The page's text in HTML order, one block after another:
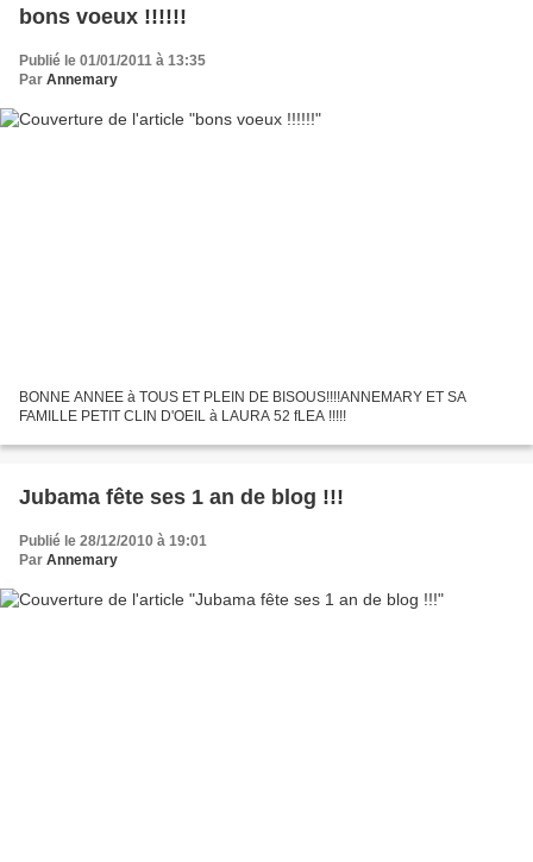
bons voeux !!!!!!
Publié le 01/01/2011 à 13:35
Par Annemary
BONNE ANNEE à TOUS ET PLEIN DE BISOUS!!!!ANNEMARY ET SA
FAMILLE PETIT CLIN D'OEIL à LAURA 52 fLEA !!!!!
Jubama fête ses 1 an de blog !!!
Publié le 28/12/2010 à 19:01
Par Annemary